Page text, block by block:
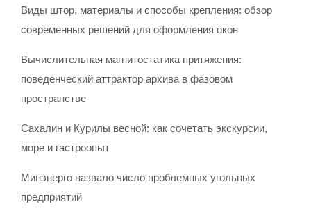
Виды штор, материалы и способы крепления: обзор
современных решений для оформления окон
Вычислительная магнитостатика притяжения:
поведенческий аттрактор архива в фазовом
пространстве
Сахалин и Курилы весной: как сочетать экскурсии,
море и гастроопыт
Минэнерго назвало число проблемных угольных
предприятий